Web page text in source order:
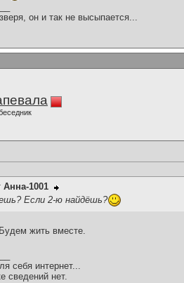
он и так не высыпается...
Анна-1001
Если 2-ю найдёшь?
жить вместе.
себя интернет...
сведений нет.